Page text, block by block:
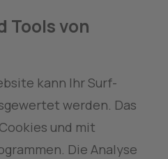
Tools von
kann Ihr Surf-
werden. Das
und mit
Die Analyse